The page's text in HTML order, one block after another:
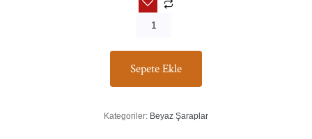
Sepete Ekle
Kategoriler: Beyaz Şaraplar